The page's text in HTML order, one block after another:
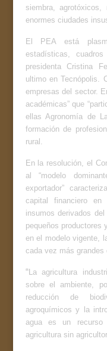
siembra, agrotóxicos,
enormes ciudades
El PEA está
estadísticas,
presidenta Cristina
ultimo en Tecnópolis.
empresas del sector.
académicas” que
ellas Agronomía de
formación de
rural.
En la resolución, el
al “modelo
exportador”
capital financiero
insumos derivados
pequeños productores
en el modelo vigente,
cada vez más grandes
“La agricultura
sobre el ambiente,
reducción de
agroquímicos y la
agua es un
agricultura sin